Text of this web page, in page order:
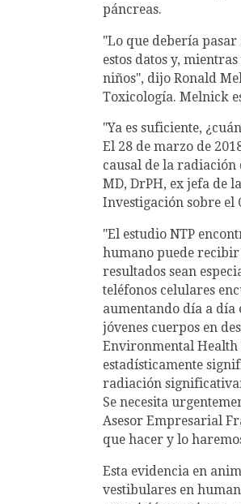
páncreas.
"Lo que debería
estos datos y,
niños", dijo Ronald
Toxicología. Melnick
"Ya es suficiente,
El 28 de marzo de
causal de la radiación
MD, DrPH, ex jefa de
Investigación sobre el
"El estudio NTP
humano puede recibir
resultados sean
teléfonos celulares
aumentando día a día
jóvenes cuerpos en
Environmental Health
estadísticamente
radiación
Se necesita
Asesor Empresarial
que hacer y lo
Esta evidencia en
vestibulares en